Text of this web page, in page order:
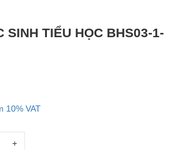
SINH TIỂU HỌC BHS03-1-
10% VAT
+